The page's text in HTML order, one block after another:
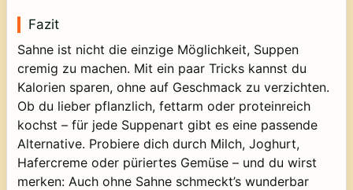
Fazit
Sahne ist nicht die einzige Möglichkeit, Suppen
cremig zu machen. Mit ein paar Tricks kannst du
Kalorien sparen, ohne auf Geschmack zu verzichten.
Ob du lieber pflanzlich, fettarm oder proteinreich
kochst – für jede Suppenart gibt es eine passende
Alternative. Probiere dich durch Milch, Joghurt,
Hafercreme oder püriertes Gemüse – und du wirst
merken: Auch ohne Sahne schmeckt’s wunderbar